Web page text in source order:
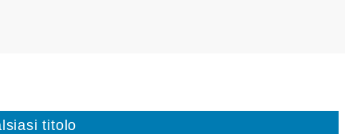
titolo